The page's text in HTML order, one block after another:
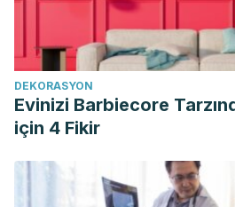
https://dialnet.unirioja.es/servlet/
Owen, R. C., McCormick, B. J.,
(2017). A review of varicocele
andrology and urology
https://doi.org/10.21037/
DEKORASYON
Evinizi Barbiecore
için 4 Fikir